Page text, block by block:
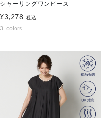
シャーリングワンピース
¥3,278 税込
3 colors